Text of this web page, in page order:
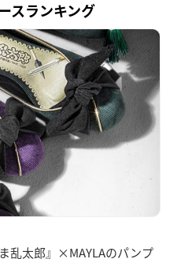
スランキング
乱太郎』×MAYLAのパンプ